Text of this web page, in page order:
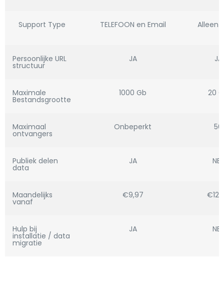
Support Type TELEFOON en Email Alleen
Persoonlijke URL
structuur
JA JA
Maximale
Bestandsgrootte
1000 Gb 20
Maximaal
ontvangers
Onbeperkt 50
Publiek delen
data
JA NEE
Maandelijks
vanaf
€9,97
Hulp bij
installatie / data
migratie
JA NEE